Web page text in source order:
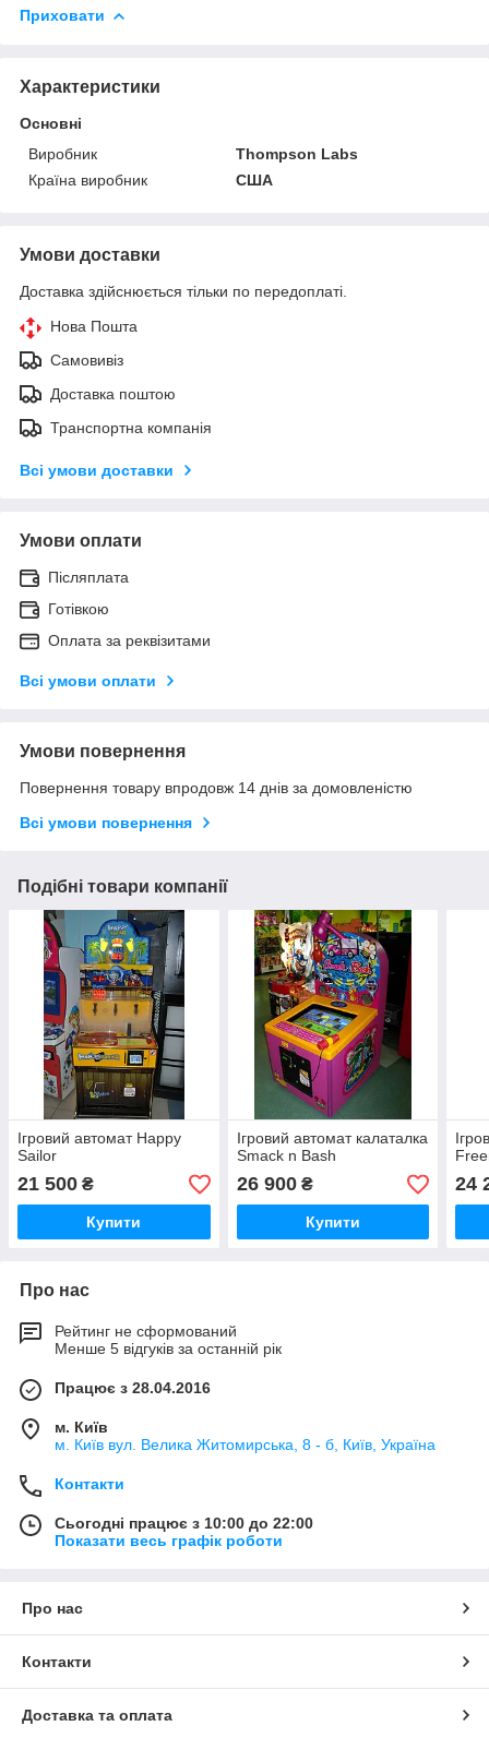
Приховати
Характеристики
Основні
Виробник
Thompson Labs
Країна виробник
США
Умови доставки
Доставка здійснюється тільки по передоплаті.
Нова Пошта
Самовивіз
Доставка поштою
Транспортна компанія
Всі умови доставки
Умови оплати
Післяплата
Готівкою
Оплата за реквізитами
Всі умови оплати
Умови повернення
Повернення товару впродовж 14 днів за домовленістю
Всі умови повернення
Подібні товари компанії
Ігровий автомат Happy
Sailor
21 500 ₴
Купити
Ігровий автомат калаталка
Smack n Bash
26 900₴
Купити
24
Про нас
Рейтинг не сформований
Менше 5 відгуків за останній рік
Працює з 28.04.2016
м. Київ
м. Київ вул. Велика Житомирська, 8 - б, Київ, Україна
Контакти
Сьогодні працює з 10:00 до 22:00
Показати весь графік роботи
Про нас
Контакти
Доставка та оплата